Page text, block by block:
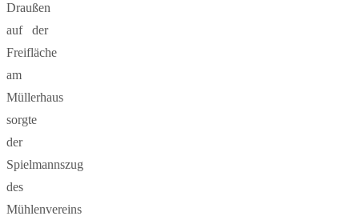
Draußen
auf der
Freifläche
am
Müllerhaus
sorgte
der
Spielmannszug
des
Mühlenvereins